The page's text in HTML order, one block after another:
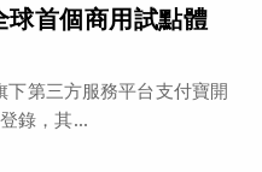
球首個商用試點體
下第三方服務平台支付寶開
錄，其...